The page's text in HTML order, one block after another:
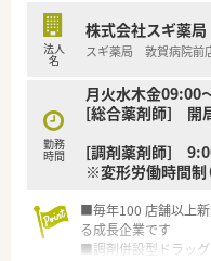
法人
名
株式会社スギ薬局
スギ薬局 敦賀病院前
勤務
時間
月火水木金09:00
[総合薬剤師] 開
[調剤薬剤師]
※変形労働時間制
■毎年100 店舗以上新
る成長企業です
■調剤併設型ドラッグ